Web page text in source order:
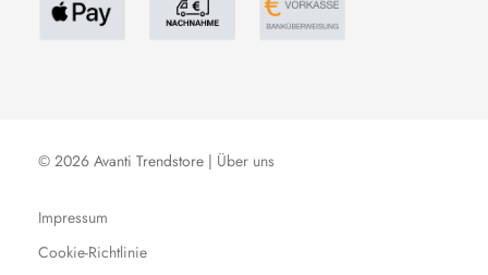
© 2026 Avanti Trendstore | Über uns
Impressum
Cookie-Richtlinie